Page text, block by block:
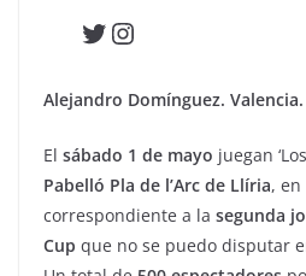
Twitter
Instagram
Alejandro Domínguez. Valencia.
El sábado 1 de mayo juegan
Pabelló Pla de l’Arc de Llíria,
correspondiente a la segunda
Cup que no se puedo disputar